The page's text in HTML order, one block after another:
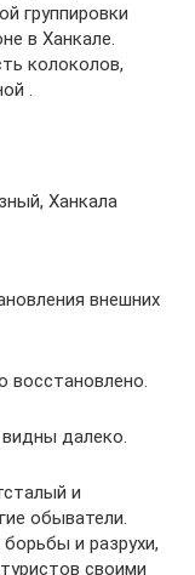
группировки
в Ханкале.
колоколов,
.
Ханкала
внешних
восстановлено.
далеко.
и
обыватели.
и разрухи,
своими